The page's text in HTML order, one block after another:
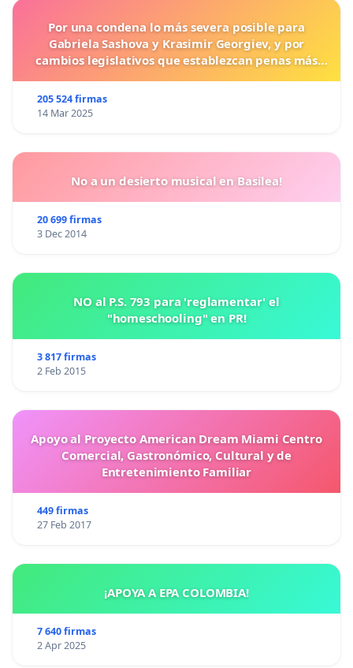
Por una condena lo más severa posible para
Gabriela Sashova y Krasimir Georgiev, y por
cambios legislativos que establezcan penas más
205 524 firmas
14 Mar 2025
No a un desierto musical en Basilea!
20 699 firmas
3 Dec 2014
NO al P.S. 793 para 'reglamentar' el
"homeschooling" en PR!
3 817 firmas
2 Feb 2015
Apoyo al Proyecto American Dream Miami Centro
Comercial, Gastronómico, Cultural y de
Entretenimiento Familiar
449 firmas
27 Feb 2017
¡APOYA A EPA COLOMBIA!
7 640 firmas
2 Apr 2025